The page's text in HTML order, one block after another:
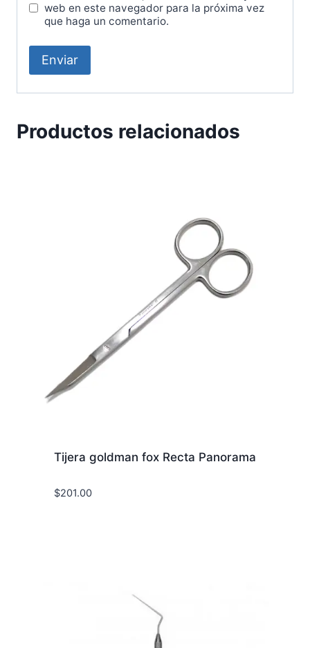
web en este navegador para la próxima vez
que haga un comentario.
Productos relacionados
Tijera goldman fox Recta Panorama
$201.00